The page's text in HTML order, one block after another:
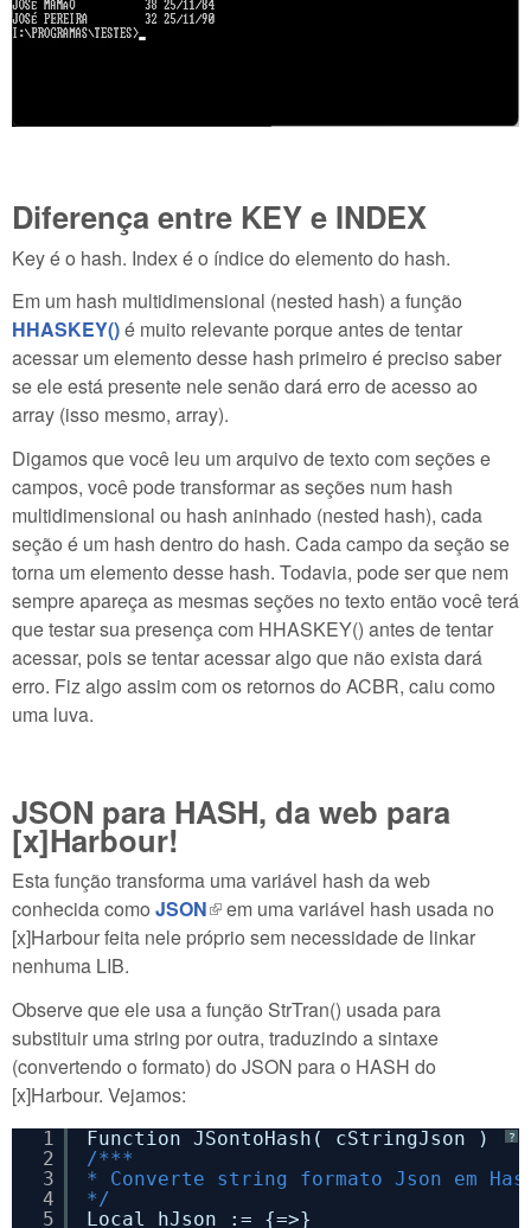
Diferença entre KEY e INDEX
Key é o hash. Index é o índice do elemento do hash.
Em um hash multidimensional (nested hash) a função
HHASKEY()é muito relevante porque antes de tentar
acessar um elemento desse hash primeiro é preciso saber
se ele está presente nele senão dará erro de acesso ao
array (isso mesmo, array).
Digamos que você leu um arquivo de texto com seções e
campos, você pode transformar as seções num hash
multidimensional ou hash aninhado (nested hash), cada
seção é um hash dentro do hash. Cada campo da seção se
torna um elemento desse hash. Todavia, pode ser que nem
sempre apareça as mesmas seções no texto então você terá
que testar sua presença com HHASKEY() antes de tentar
acessar, pois se tentar acessar algo que não exista dará
erro. Fiz algo assim com os retornos do ACBR, caiu como
uma luva.
JSON para HASH, da web para
[x]Harbour!
Esta função transforma uma variável hash da web
conhecida como JSON(link is external)
em uma variável hash usada no
[x]Harbour feita nele próprio sem necessidade de linkar
nenhuma LIB.
Observe que ele usa a função StrTran() usada para
substituir uma string por outra, traduzindo a sintaxe
(convertendo o formato) do JSON para o HASH do
[x]Harbour. Vejamos:
?
1
2
3
4
5
Function JSontoHash( cStringJson )
/***
* Converte string formato Json em
*/
Local hJson := {=>}